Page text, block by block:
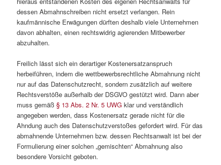
dessen Abmahnschreiben nicht ersetzt verlangen. Rein
kaufmännische Erwägungen dürften deshalb viele Unternehmen
davon abhalten, einen rechtswidrig agierenden Mitbewerber
abzuhalten.
Freilich lässt sich ein derartiger Kostenersatzanspruch
herbeiführen, indem die wettbewerbsrechtliche Abmahnung nicht
nur auf das Datenschutzrecht, sondern zusätzlich auf weitere
Rechtsverstöße außerhalb der DSGVO gestützt wird. Dann aber
muss gemäß§ 13 Abs. 2 Nr. 5 UWG klar und verständlich
angegeben werden, dass Kostenersatz gerade nicht für die
Ahndung auch des Datenschutzverstoßes gefordert wird. Für das
abmahnende Unternehmen bzw. dessen Rechtsanwalt ist bei der
Formulierung einer solchen „gemischten“ Abmahnung also
besondere Vorsicht geboten.